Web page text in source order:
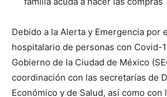
Debido a la Alerta y Emergencia por
hospitalario de personas con Covid-
Gobierno de la Ciudad de México
coordinación con las secretarías de
Económico y de Salud, así como con